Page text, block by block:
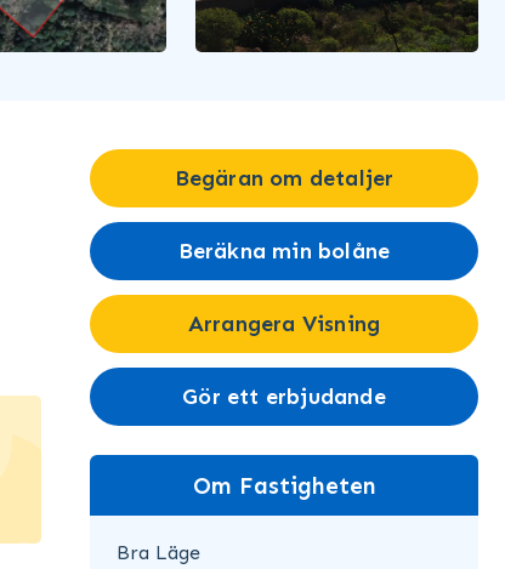
Begäran om detaljer
Beräkna min bolåne
Arrangera Visning
Gör ett erbjudande
Om Fastigheten
Bra Läge